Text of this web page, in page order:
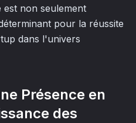
est non seulement
pour la réussite
dans l'univers
Présence en
des